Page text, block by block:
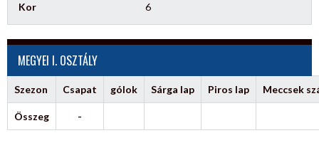
Kor 6
MEGYEI I. OSZTÁLY
Szezon Csapat gólok Sárga lap Piros lap Meccsek
Összeg -